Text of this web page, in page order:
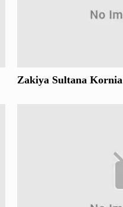
Zakiya Sultana Kornia